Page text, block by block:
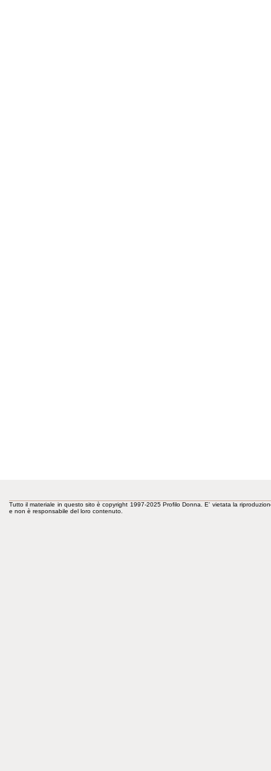
Tutto il materiale in questo sito è copyright 1997-2025 Profilo Donna. E' vietata la
e non è responsabile del loro contenuto.